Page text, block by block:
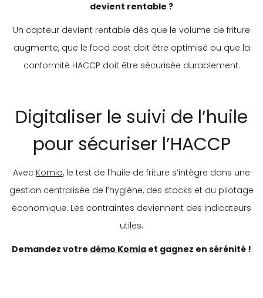
devient rentable ?
Un capteur devient rentable dès que le volume de friture
augmente, que le food cost doit être optimisé ou que la
conformité HACCP doit être sécurisée durablement.
Digitaliser le suivi de l’huile
pour sécuriser l’HACCP
Avec Komia, le test de l’huile de friture s’intègre dans une
gestion centralisée de l’hygiène, des stocks et du pilotage
économique. Les contraintes deviennent des indicateurs
utiles.
Demandez votre démo Komia et gagnez en sérénité !